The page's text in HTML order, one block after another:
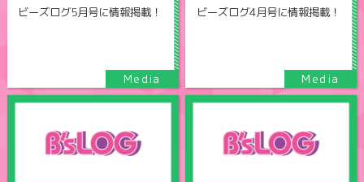
ビーズログ5月号に情報掲載！ ビーズログ4月号に情報掲載！